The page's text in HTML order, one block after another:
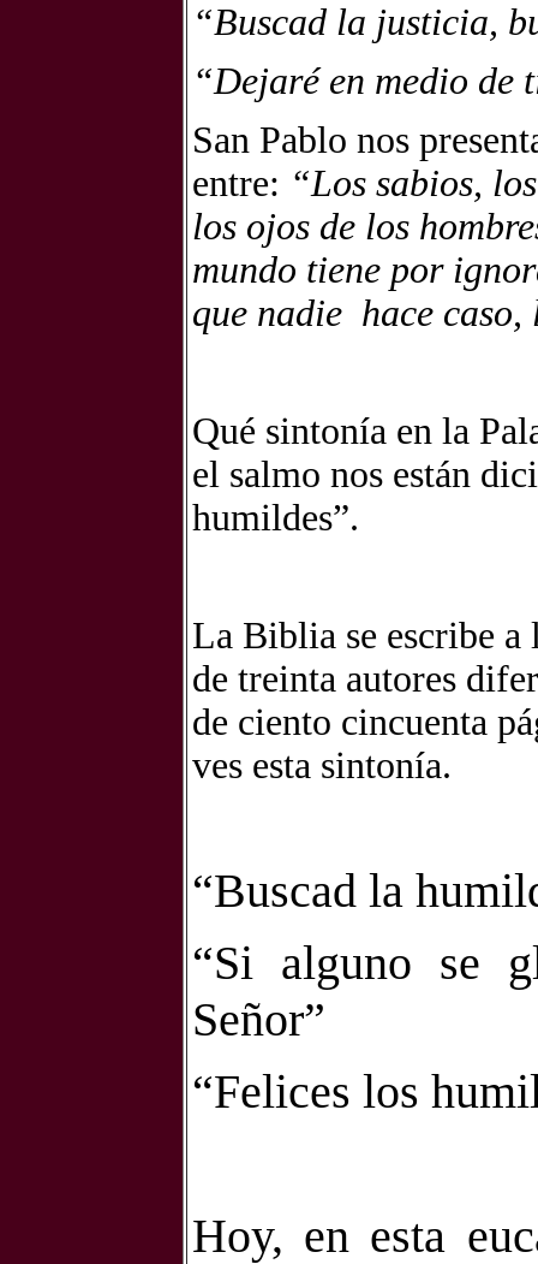
“Buscad la justicia,
“Dejaré en medio de
San Pablo nos
entre: “Los sabios,
los ojos de los
mundo tiene por
que nadie hace
Qué sintonía en la
el salmo nos están
humildes”.
La Biblia se escribe
de treinta autores
de ciento cincuenta
ves esta sintonía.
“Buscad la
“Si alguno se
Señor”
“Felices los
Hoy, en esta